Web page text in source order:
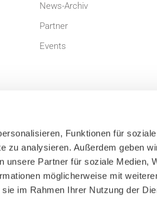
Funktionen für
zu analysieren. Außerdem geben
unsere Partner für soziale Medien,
möglicherweise mit
im Rahmen Ihrer Nutzung der
News-Archiv
Partner
Events
Datenschutzerklärung
Bildnachweis